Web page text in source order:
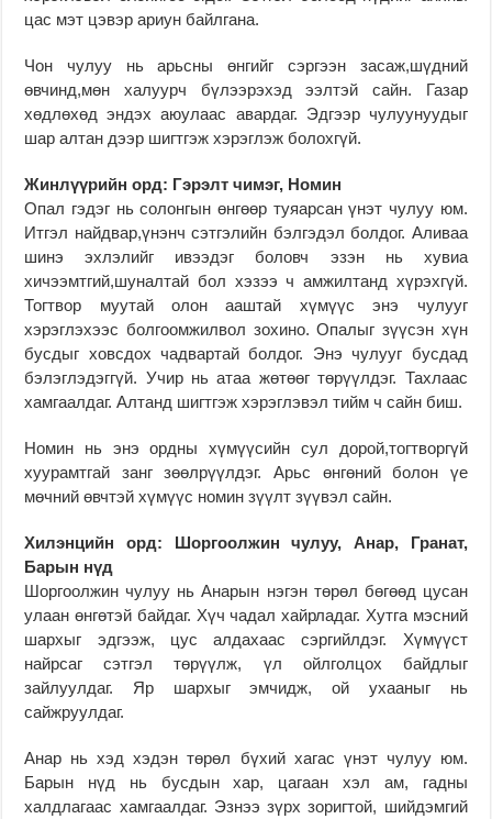
цас мэт цэвэр ариун байлгана.
Чон чулуу нь арьсны өнгийг сэргээн засаж,шүдний
өвчинд,мөн халуурч бүлээрэхэд ээлтэй сайн. Газар
хөдлөхөд эндэх аюулаас авардаг. Эдгээр чулуунуудыг
шар алтан дээр шигтгэж хэрэглэж болохгүй.
Жинлүүрийн орд: Гэрэлт чимэг, Номин
Опал гэдэг нь солонгын өнгөөр туяарсан үнэт чулуу юм.
Итгэл найдвар,үнэнч сэтгэлийн бэлгэдэл болдог. Аливаа
шинэ эхлэлийг ивээдэг боловч эзэн нь хувиа
хичээмтгий,шуналтай бол хэзээ ч амжилтанд хүрэхгүй.
Тогтвор муутай олон ааштай хүмүүс энэ чулууг
хэрэглэхээс болгоомжилвол зохино. Опалыг зүүсэн хүн
бусдыг ховсдох чадвартай болдог. Энэ чулууг бусдад
бэлэглэдэггүй. Учир нь атаа жөтөөг төрүүлдэг. Тахлаас
хамгаалдаг. Алтанд шигтгэж хэрэглэвэл тийм ч сайн биш.
Номин нь энэ ордны хүмүүсийн сул дорой,тогтворгүй
хуурамтгай занг зөөлрүүлдэг. Арьс өнгөний болон үе
мөчний өвчтэй хүмүүс номин зүүлт зүүвэл сайн.
Хилэнцийн орд:
Шоргоолжин чулуу, Анар, Гранат,
Барын нүд
Шоргоолжин чулуу нь Анарын нэгэн төрөл бөгөөд цусан
улаан өнгөтэй байдаг. Хүч чадал хайрладаг. Хутга мэсний
шархыг эдгээж, цус алдахаас сэргийлдэг. Хүмүүст
найрсаг сэтгэл төрүүлж, үл ойлголцох байдлыг
зайлуулдаг. Яр шархыг эмчидж, ой ухааныг нь
сайжруулдаг.
Анар нь хэд хэдэн төрөл бүхий хагас үнэт чулуу юм.
Барын нүд нь бусдын хар, цагаан хэл ам, гадны
халдлагаас хамгаалдаг. Эзнээ зүрх зоригтой, шийдэмгий